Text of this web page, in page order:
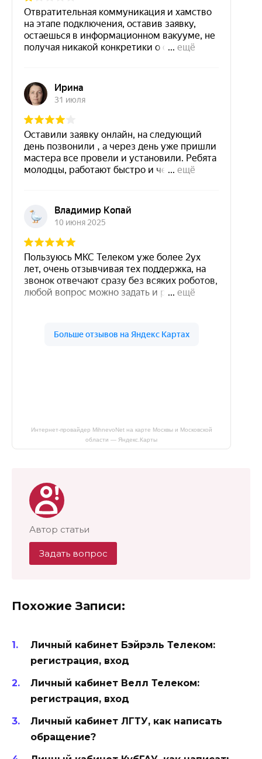
Интернет-провайдер MihnevoNet на карте Москвы и Московской
области — Яндекс.Карты
Автор статьи
Задать вопрос
Похожие Записи:
Личный кабинет Бэйрэль Телеком:
регистрация, вход
Личный кабинет Велл Телеком:
регистрация, вход
Личный кабинет ЛГТУ, как написать
обращение?